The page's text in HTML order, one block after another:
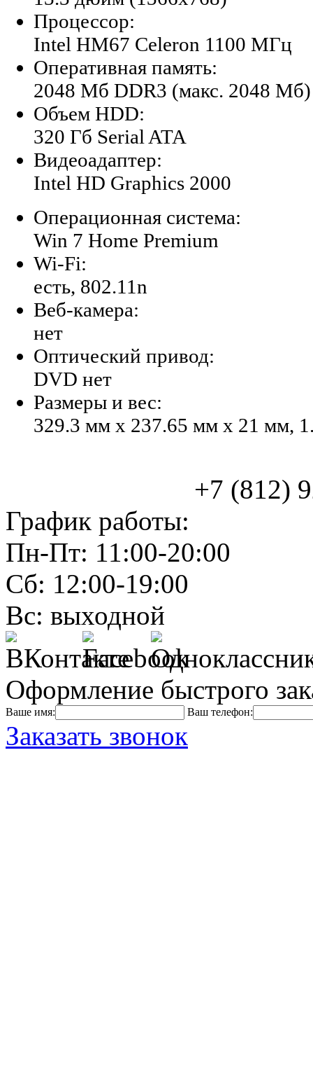
Процессор:
Intel HM67 Celeron 1100 МГц
Оперативная память:
2048 Мб DDR3 (макс. 2048 Мб)
Объем HDD:
320 Гб Serial ATA
Видеоадаптер:
Intel HD Graphics 2000
Операционная система:
Win 7 Home Premium
Wi-Fi:
есть, 802.11n
Веб-камера:
нет
Оптический привод:
DVD нет
Размеры и вес:
329.3 мм x 237.65 мм x 21 мм,
+7 (812)
График работы:
Пн-Пт: 11:00-20:00
Сб: 12:00-19:00
Вс: выходной
Оформление быстрого
Ваше имя: Ваш телефон:
Заказать звонок